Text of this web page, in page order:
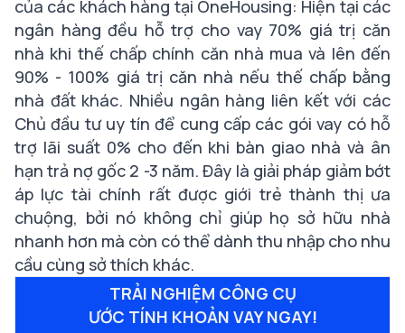
của các khách hàng tại OneHousing: Hiện tại các
ngân hàng đều hỗ trợ cho vay 70% giá trị căn
nhà khi thế chấp chính căn nhà mua và lên đến
90% - 100% giá trị căn nhà nếu thế chấp bằng
nhà đất khác. Nhiều ngân hàng liên kết với các
Chủ đầu tư uy tín để cung cấp các gói vay có hỗ
trợ lãi suất 0% cho đến khi bàn giao nhà và ân
hạn trả nợ gốc 2 -3 năm. Đây là giải pháp giảm bớt
áp lực tài chính rất được giới trẻ thành thị ưa
chuộng, bởi nó không chỉ giúp họ sở hữu nhà
nhanh hơn mà còn có thể dành thu nhập cho nhu
cầu cùng sở thích khác.
TRẢI NGHIỆM CÔNG CỤ
ƯỚC TÍNH KHOẢN VAY NGAY!